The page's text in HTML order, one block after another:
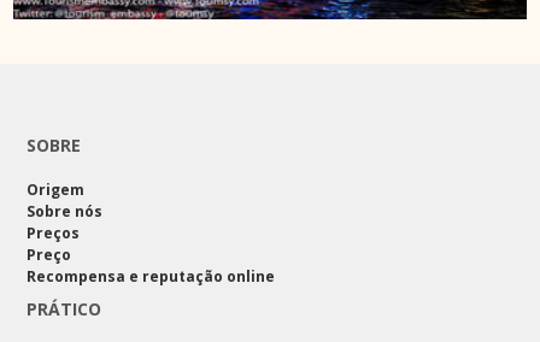
SOBRE
Origem
Sobre nós
Preços
Preço
Recompensa e reputação online
PRÁTICO